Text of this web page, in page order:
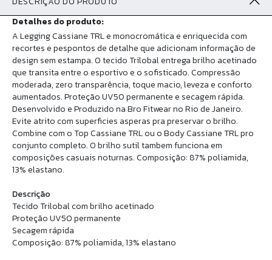
Detalhes do produto:
A Legging Cassiane TRL e monocromática e enriquecida com
recortes e pespontos de detalhe que adicionam informação de
design sem estampa. O tecido Trilobal entrega brilho acetinado
que transita entre o esportivo e o sofisticado. Compressão
moderada, zero transparência, toque macio, leveza e conforto
aumentados. Proteção UV50 permanente e secagem rápida.
Desenvolvido e Produzido na Bro Fitwear no Rio de Janeiro.
Evite atrito com superficies asperas pra preservar o brilho.
Combine com o Top Cassiane TRL ou o Body Cassiane TRL pro
conjunto completo. O brilho sutil tambem funciona em
composições casuais noturnas. Composição: 87% poliamida,
13% elastano.
Descrição
Tecido Trilobal com brilho acetinado
Proteção UV50 permanente
Secagem rápida
Composição: 87% poliamida, 13% elastano